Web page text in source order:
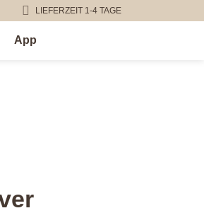
LIEFERZEIT 1-4 TAGE
App